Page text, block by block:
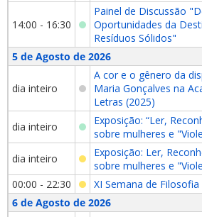
14:00 - 16:30
Painel de Discussão
Oportunidades da
Resíduos Sólidos"
5 de Agosto de 2026
dia inteiro
A cor e o gênero da
Maria Gonçalves na
Letras (2025)
dia inteiro
Exposição: “Ler,
sobre mulheres e
dia inteiro
Exposição: Ler,
sobre mulheres e
00:00 - 22:30
XI Semana de Filosofia
6 de Agosto de 2026